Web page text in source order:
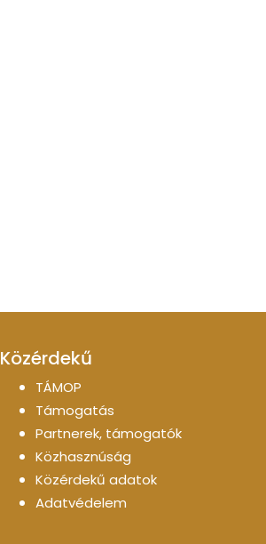
Közérdekű
TÁMOP
Támogatás
Partnerek, támogatók
Közhasznúság
Közérdekű adatok
Adatvédelem